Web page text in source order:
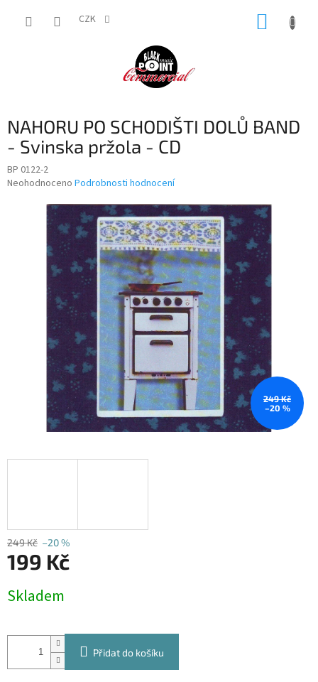
CZK
NAHORU PO SCHODIŠTI DOLŮ BAND
- Svinska pržola - CD
BP 0122-2
Průměrné
Neohodnoceno Podrobnosti hodnocení
249 Kč
–20 %
249 Kč –20 %
199 Kč
cena:
Skladem
Přidat do košíku